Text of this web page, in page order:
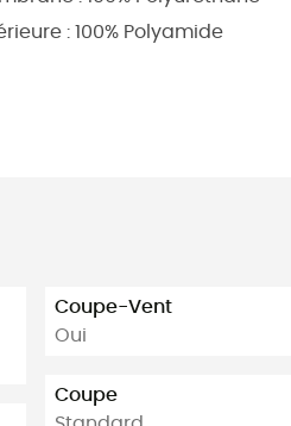
: 100% Polyamide
Coupe-Vent
Oui
Coupe